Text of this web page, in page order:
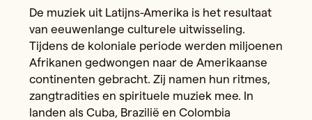
De muziek uit Latijns-Amerika is het resultaat
van eeuwenlange culturele uitwisseling.
Tijdens de koloniale periode werden miljoenen
Afrikanen gedwongen naar de Amerikaanse
continenten gebracht. Zij namen hun ritmes,
zangtradities en spirituele muziek mee. In
landen als Cuba, Brazilië en Colombia